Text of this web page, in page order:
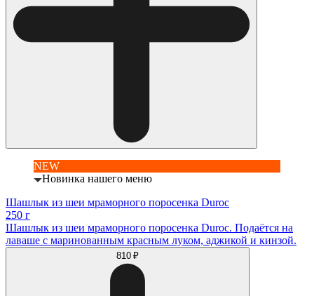
NEW
Новинка нашего меню
Шашлык из шеи мраморного поросенка Duroc
250 г
Шашлык из шеи мраморного поросенка Duroc. Подаётся на
лаваше с маринованным красным луком, аджикой и кинзой.
810 ₽